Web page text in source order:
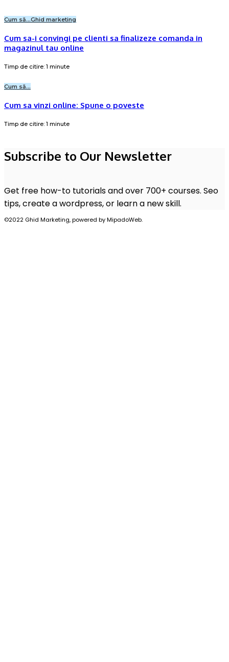
Cum să...Ghid marketing
Cum sa-i convingi pe clienti sa finalizeze comanda in
magazinul tau online
Timp de citire: 1 minute
Cum să...
Cum sa vinzi online: Spune o poveste
Timp de citire: 1 minute
Subscribe to Our Newsletter
Get free how-to tutorials and over 700+ courses. Seo
tips, create a wordpress, or learn a new skill.
©2022 Ghid Marketing, powered by MipadoWeb.